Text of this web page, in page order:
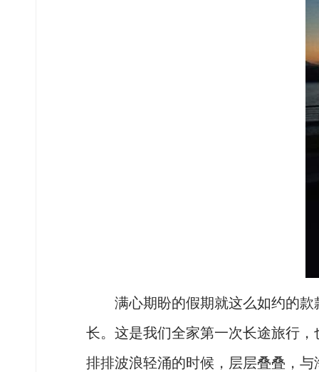
满心期盼的假期就这么如约的款
长。这是我们全家第一次长途旅行
排排波浪轻涌的时候，层层叠叠，